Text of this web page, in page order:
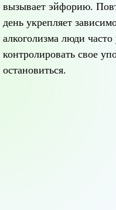
вызывает эйфорию.
день укрепляет
алкоголизма люди
контролировать свое
остановиться.